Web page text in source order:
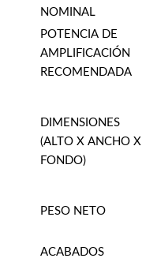
NOMINAL
POTENCIA DE
AMPLIFICACIÓN
RECOMENDADA
DIMENSIONES
(ALTO X ANCHO X
FONDO)
PESO NETO
ACABADOS